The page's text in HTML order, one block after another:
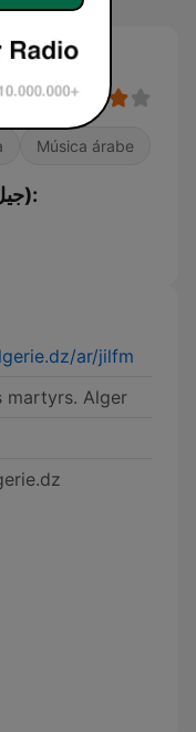
Música árabe
Frecuencias Jil Fm (جيل إف إم):
ar/jilfm
martyrs. Alger